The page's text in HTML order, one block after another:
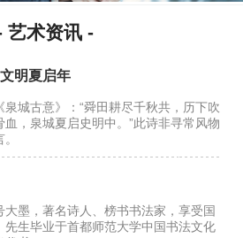
艺术资讯 -
明夏启年
城古意》：“舜田耕尽千秋共，历下吹
，泉城夏启史明中。”此诗非寻常风物
生
墨，著名诗人、榜书书法家，享受国
生毕业于首都师范大学中国书法文化